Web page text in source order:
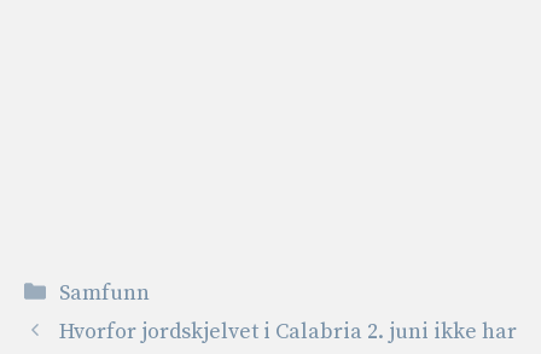
Kategorier
Samfunn
Hvorfor jordskjelvet i Calabria 2. juni ikke har